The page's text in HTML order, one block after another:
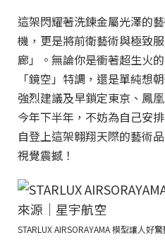
這架閃耀著洗鍊金屬光澤的
機，更是將前衛藝術與極致
廊」。無論你是衝著超生火
「鏡空」特調，還是單純想
強烈建議及早鎖定東京、鳳
今年下半年，不妨為自己安
自登上這架翱翔天際的藝術
視覺震撼！
STARLUX AIRSORAYAMA 模型讓人好